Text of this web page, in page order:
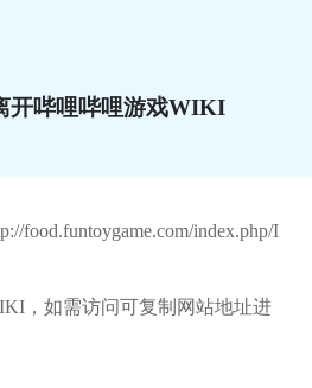
开哔哩哔哩游戏WIKI
food.funtoygame.com/index.php/I
，如需访问可复制网站地址进